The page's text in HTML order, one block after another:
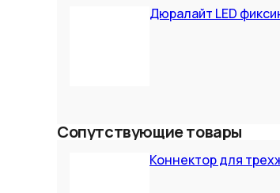
Дюралайт LED
Сопутствующие товары
Коннектор для